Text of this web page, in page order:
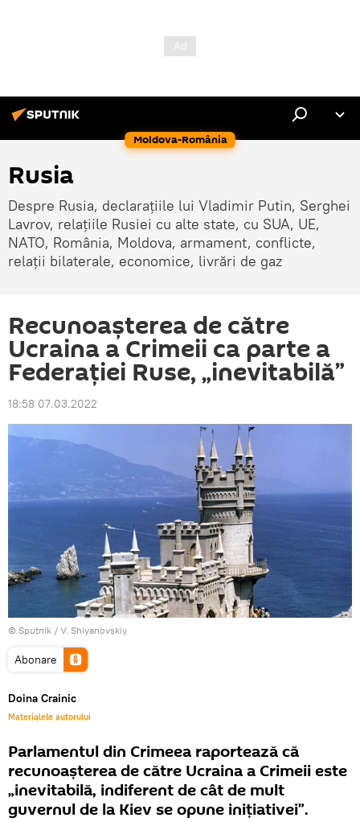
Moldova-România
Rusia
Despre Rusia, declarațiile lui Vladimir Putin, Serghei
Lavrov, relațiile Rusiei cu alte state, cu SUA, UE,
NATO, România, Moldova, armament, conflicte,
relații bilaterale, economice, livrări de gaz
Recunoașterea de către
Ucraina a Crimeii ca parte a
Federației Ruse, „inevitabilă”
18:58 07.03.2022
© Sputnik / V. Shiyanovskiy
Abonare
Doina Crainic
Materialele autorului
Parlamentul din Crimeea raportează că
recunoașterea de către Ucraina a Crimeii este
„inevitabilă, indiferent de cât de mult
guvernul de la Kiev se opune inițiativei”.